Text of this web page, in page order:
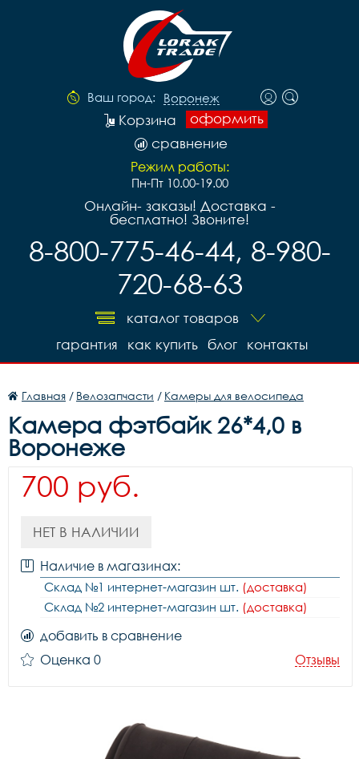
Ваш город: Воронеж
оформить
Корзина
сравнение
Режим работы:
Пн-Пт 10.00-19.00
Онлайн- заказы! Доставка -
бесплатно! Звоните!
8-800-775-46-44, 8-980-
720-68-63
каталог товаров
контакты
блог
как купить
гарантия
Главная / Велозапчасти / Камеры для велосипеда
Камера фэтбайк 26*4,0 в
Воронеже
700 руб.
НЕТ В НАЛИЧИИ
Наличие в магазинах:
Склад №1 интернет-магазин шт. (доставка)
Склад №2 интернет-магазин шт. (доставка)
добавить в сравнение
Оценка 0
Отзывы